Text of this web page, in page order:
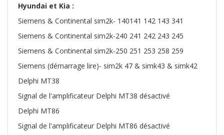
Hyundai et Kia :
Siemens & Continental sim2k- 140141 142 143 341
Siemens & Continental sim2k-240 241 242 243 245
Siemens & Continental sim2k-250 251 253 258 259
Siemens (démarrage lire)- sim2k 47 & simk43 & simk42
Delphi MT38
Signal de l'amplificateur Delphi MT38 désactivé
Delphi MT86
Signal de l'amplificateur Delphi MT86 désactivé